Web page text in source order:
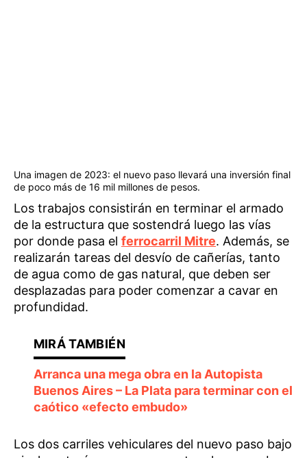
Una imagen de 2023: el nuevo paso llevará una inversión final
de poco más de 16 mil millones de pesos.
Los trabajos consistirán en terminar el armado
de la estructura que sostendrá luego las vías
por donde pasa el ferrocarril Mitre. Además, se
realizarán tareas del desvío de cañerías, tanto
de agua como de gas natural, que deben ser
desplazadas para poder comenzar a cavar en
profundidad.
Arranca una mega obra en la Autopista
Buenos Aires – La Plata para terminar con el
caótico «efecto embudo»
Los dos carriles vehiculares del nuevo paso bajo